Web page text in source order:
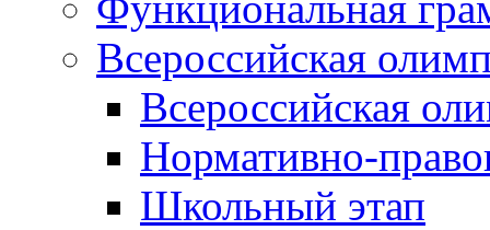
Всероссийская
Всероссийская
Нормативно-
Школьный этап